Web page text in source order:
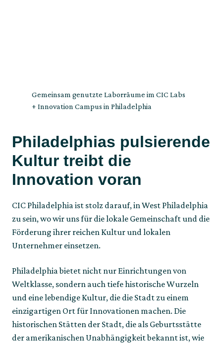
Gemeinsam genutzte Laborräume im CIC Labs
+ Innovation Campus in Philadelphia
Philadelphias pulsierende
Kultur treibt die
Innovation voran
CIC Philadelphia ist stolz darauf, in West Philadelphia
zu sein, wo wir uns für die lokale Gemeinschaft und die
Förderung ihrer reichen Kultur und lokalen
Unternehmer einsetzen.
Philadelphia bietet nicht nur Einrichtungen von
Weltklasse, sondern auch tiefe historische Wurzeln
und eine lebendige Kultur, die die Stadt zu einem
einzigartigen Ort für Innovationen machen. Die
historischen Stätten der Stadt, die als Geburtsstätte
der amerikanischen Unabhängigkeit bekannt ist, wie